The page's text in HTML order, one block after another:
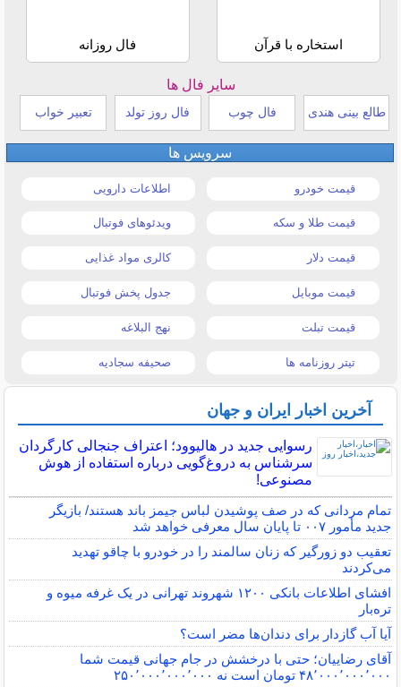
استخاره با قرآن فال روزانه
سایر فال ها
طالع بینی هندی فال چوب فال روز تولد تعبیر خواب
سرویس ها
قیمت خودرو اطلاعات دارویی
قیمت طلا و سکه ویدئوهای فوتبال
قیمت دلار کالری مواد غذایی
قیمت موبایل جدول پخش فوتبال
قیمت تبلت نهج البلاغه
تیتر روزنامه ها صحیفه سجادیه
آخرین اخبار ایران و جهان
رسوایی جدید در هالیوود؛ اعتراف جنجالی کارگردان
سرشناس به دروغ‌گویی درباره استفاده از هوش
مصنوعی!
تمام مردانی که در صف پوشیدن لباس جیمز باند هستند/ بازیگر
جدید مأمور ۰۰۷ تا پایان سال معرفی خواهد شد
تعقیب دو زورگیر که زنان سالمند را در خودرو با چاقو تهدید
می‌کردند
افشای اطلاعات بانکی ۱۲۰۰ شهروند تهرانی در یک غرفه میوه و
تره‌بار
آیا آب گازدار برای دندان‌ها مضر است؟
آقای رضاییان؛ حتی با درخشش در جام جهانی قیمت شما
۴۸٬۰۰۰٬۰۰۰٬۰۰۰ تومان است نه ۲۵۰٬۰۰۰٬۰۰۰٬۰۰۰